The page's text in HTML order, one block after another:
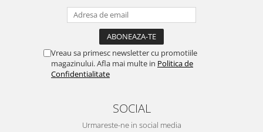
Vreau sa primesc newsletter cu promotiile
magazinului. Afla mai multe in Politica de
Confidentialitate
SOCIAL
Urmareste-ne in social media